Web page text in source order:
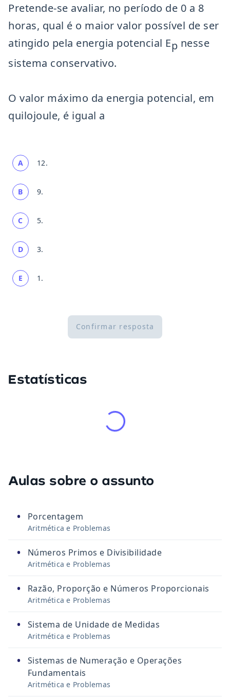
Pretende-se avaliar, no período de 0 a 8
horas, qual é o maior valor possível de ser
atingido pela energia potencial Ep nesse
sistema conservativo.
O valor máximo da energia potencial, em
quilojoule, é igual a
A 12.
B 9.
C 5.
D 3.
E 1.
Confirmar resposta
Estatísticas
Aulas sobre o assunto
• Porcentagem
Aritmética e Problemas
• Números Primos e Divisibilidade
Aritmética e Problemas
• Razão, Proporção e Números Proporcionais
Aritmética e Problemas
• Sistema de Unidade de Medidas
Aritmética e Problemas
•
Sistemas de Numeração e Operações
Fundamentais
Aritmética e Problemas